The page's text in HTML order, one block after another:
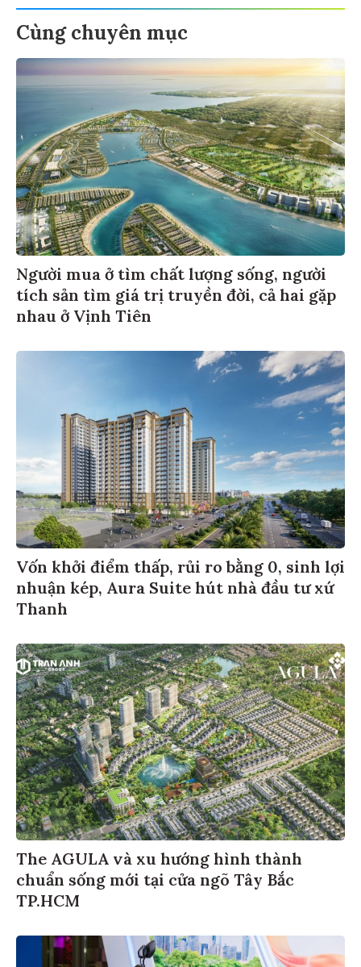
Cùng chuyên mục
Người mua ở tìm chất lượng sống, người
tích sản tìm giá trị truyền đời, cả hai gặp
nhau ở Vịnh Tiên
Vốn khởi điểm thấp, rủi ro bằng 0, sinh lợi
nhuận kép, Aura Suite hút nhà đầu tư xứ
Thanh
The AGULA và xu hướng hình thành
chuẩn sống mới tại cửa ngõ Tây Bắc
TP.HCM